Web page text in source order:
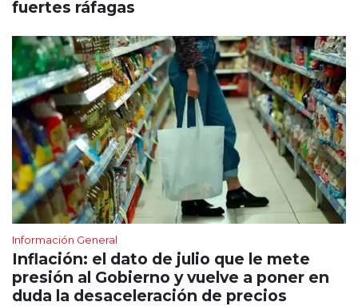
fuertes ráfagas
Información General
Inflación: el dato de julio que le mete
presión al Gobierno y vuelve a poner en
duda la desaceleración de precios